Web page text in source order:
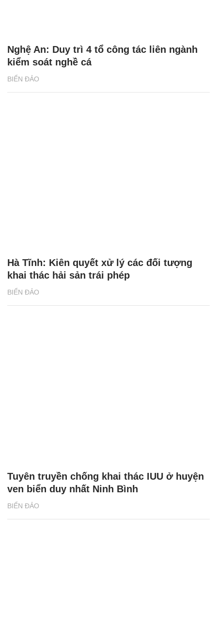
BIỂN ĐẢO
Nghệ An: Duy trì 4 tổ công tác liên ngành
kiểm soát nghề cá
BIỂN ĐẢO
Hà Tĩnh: Kiên quyết xử lý các đối tượng
khai thác hải sản trái phép
BIỂN ĐẢO
Tuyên truyền chống khai thác IUU ở huyện
ven biển duy nhất Ninh Bình